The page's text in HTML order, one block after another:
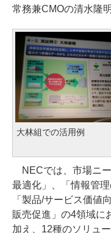
常務兼CMOの清水隆
大林組での活用例
NECでは、市場ニ
最適化」、「情報管
「製品/サービス価値
販売促進」の4領域に
加え、12種のソリュ